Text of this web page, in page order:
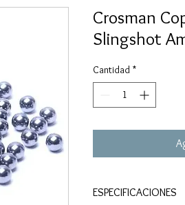
Crosman
Slingshot
Cantidad *
ESPECIFICACIONES